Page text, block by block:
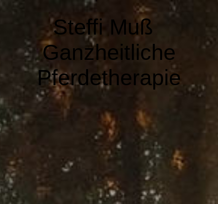
Steffi Muß
Ganzheitliche
Pferdetherapie